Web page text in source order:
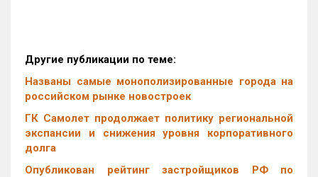
Другие публикации по теме:
Названы самые монополизированные города на
российском рынке новостроек
ГК Самолет продолжает политику региональной
экспансии и снижения уровня корпоративного
долга
Опубликован рейтинг застройщиков РФ по